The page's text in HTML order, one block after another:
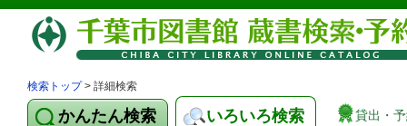
検索トップ> 詳細検索
かんたん検索 いろいろ検索 貸出・